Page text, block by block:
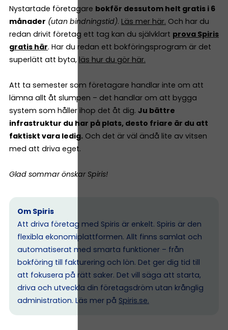
Nystartade företagare bokför dessutom helt gratis i 6
månader (utan bindningstid). Läs mer här. Och har du
redan drivit företag ett tag kan du självklart prova Spiris
gratis här. Har du redan ett bokföringsprogram är det
superlätt att byta, läs hur du gör här.
Att ta semester som företagare handlar inte om att
lämna allt åt slumpen – det handlar om att bygga
system som håller ihop det åt dig. Ju bättre
infrastruktur du har på plats, desto friare är du att
faktiskt vara ledig. Och det är väl ändå lite av vitsen
med att driva eget.
Glad sommar önskar Spiris!
Om Spiris
Att driva företag med Spiris är enkelt. Spiris är den
flexibla ekonomiplattformen. Allt finns samlat och
automatiserat med smarta funktioner – från
bokföring till fakturering och lön. Det ger dig tid till
att fokusera på rätt saker. Det vill säga att starta,
driva och utveckla din företagsdröm utan krånglig
administration. Läs mer på Spiris.se.